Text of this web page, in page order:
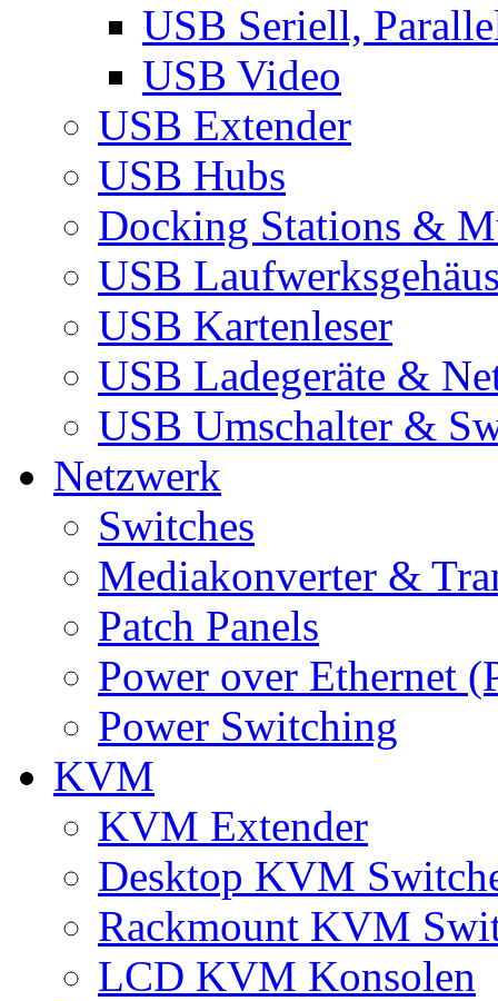
USB Seriell,
USB Video
USB Extender
USB Hubs
Docking Stations &
USB
USB Kartenleser
USB Ladegeräte &
USB Umschalter &
Netzwerk
Switches
Mediakonverter &
Patch Panels
Power over Ethernet
Power Switching
KVM
KVM Extender
Desktop KVM
Rackmount KVM
LCD KVM Konsolen